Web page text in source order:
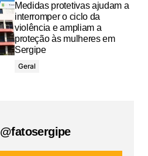
Medidas protetivas ajudam a
interromper o ciclo da
violência e ampliam a
proteção às mulheres em
Sergipe
Geral
@fatosergipe